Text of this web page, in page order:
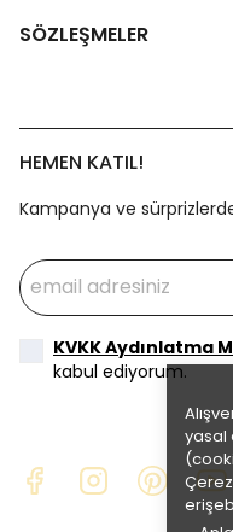
yasal
Çerez
SÖZLEŞMELER
HEMEN KATIL!
Kampanya ve
KVKK Aydınlatma
kabul ediyorum.